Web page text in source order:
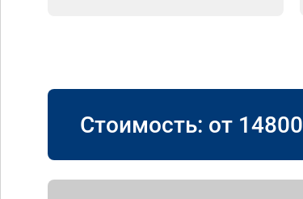
Стоимость: от 14800